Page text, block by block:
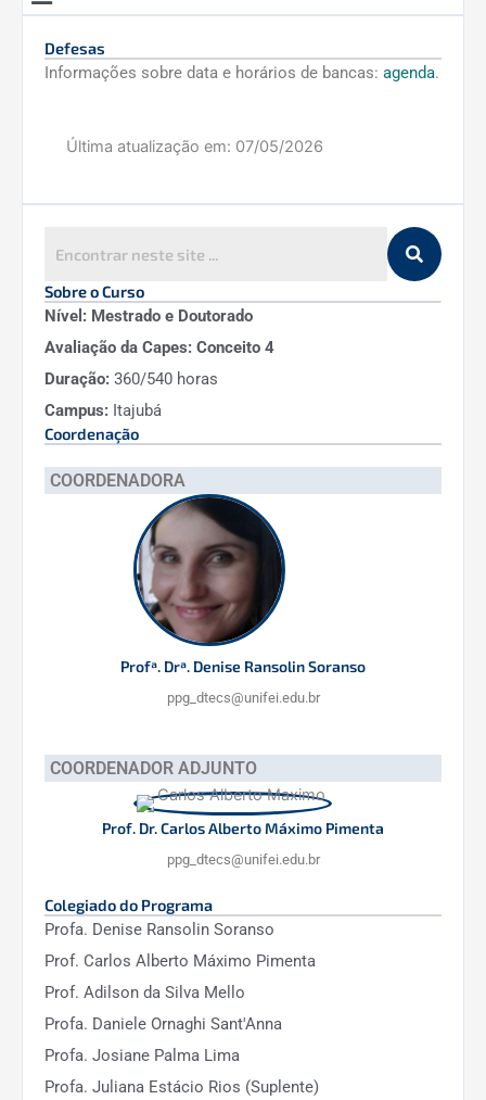
Defesas
Informações sobre data e horários de bancas: agenda.
Última atualização em: 07/05/2026
Sobre o Curso
Nível: Mestrado e Doutorado
Avaliação da Capes: Conceito 4
Duração: 360/540 horas
Campus: Itajubá
Coordenação
COORDENADORA
Profª. Drª. Denise Ransolin Soranso
ppg_dtecs@unifei.edu.br
COORDENADOR ADJUNTO
Prof. Dr. Carlos Alberto Máximo Pimenta
ppg_dtecs@unifei.edu.br
Colegiado do Programa
Profa. Denise Ransolin Soranso
Prof. Carlos Alberto Máximo Pimenta
Prof. Adilson da Silva Mello
Profa. Daniele Ornaghi Sant'Anna
Profa. Josiane Palma Lima
Profa. Juliana Estácio Rios (Suplente)